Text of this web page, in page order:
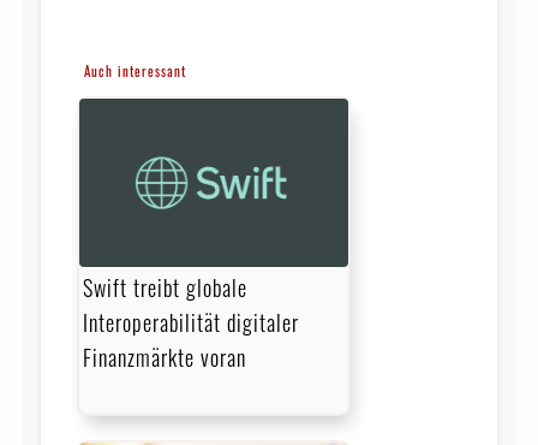
Auch interessant
Swift treibt globale
Interoperabilität digitaler
Finanzmärkte voran